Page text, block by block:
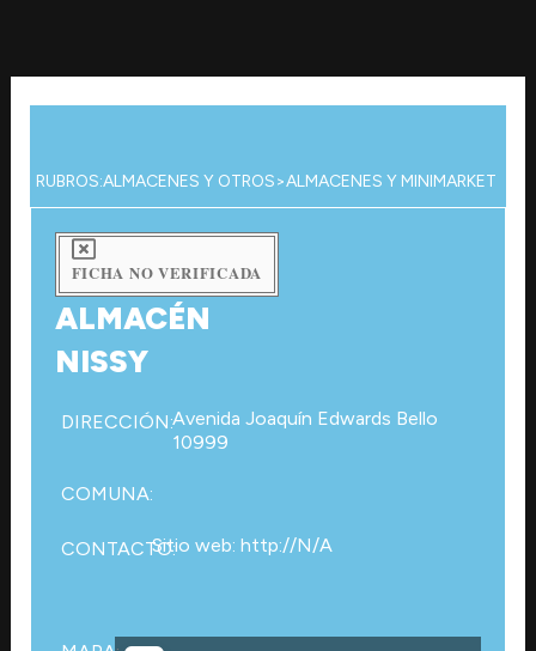
contenido
RUBROS:ALMACENES Y OTROS>ALMACENES Y MINIMARKET
FICHA NO VERIFICADA
ALMACÉN
NISSY
DIRECCIÓN:Avenida Joaquín Edwards Bello
10999
COMUNA:
CONTACTO:Sitio web: http://N/A